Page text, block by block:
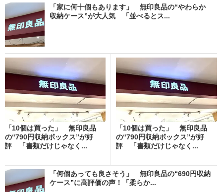
「家に何十個もあります」 無印良品の“やわらか
収納ケース”が大人気 「並べるとス...
「10個は買った」 無印良品
の“790円収納ボックス”が好
評 「書類だけじゃなく...
「10個は買った」 無印良品
の“790円収納ボックス”が好
評 「書類だけじゃなく...
「何個あっても良さそう」 無印良品の“690円収納
ケース”に高評価の声！「柔らか...